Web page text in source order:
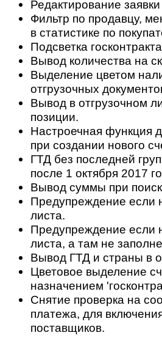
Редактирование
Фильтр по продавцу,
в статистике по
Подсветка
Вывод количества на
Выделение цветом
отгрузочных
Вывод в отгрузочном
позиции.
Настроечная функция
при создании нового
ГТД без последней
после 1 октября 2017
Вывод суммы при
Предупреждение если
листа.
Предупреждение если
листа, а там не
Вывод ГТД и страны в
Цветовое выделение
назначением
Снятие проверка на
платежа, для
поставщиков.